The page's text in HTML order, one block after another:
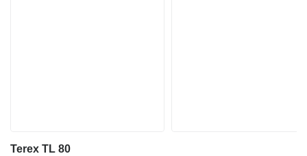
Terex TL 80